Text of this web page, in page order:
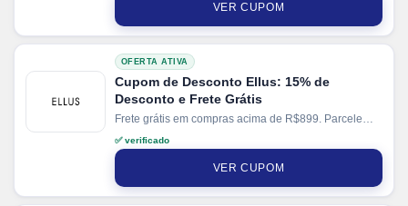
VER CUPOM
OFERTA ATIVA
Cupom de Desconto Ellus: 15% de
Desconto e Frete Grátis
Frete grátis em compras acima de R$899. Parcele
suas compras em até 10x sem juros no cartão.
✅ verificado
VER CUPOM